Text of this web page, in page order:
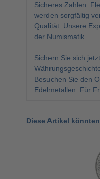
Sicheres Zahlen:
werden sorgfältig
Qualität: Unsere
der Numismatik.
Sichern Sie sich
Besuchen Sie den
Edelmetallen. Für
Diese Artikel